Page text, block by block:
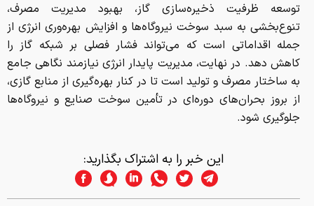
توسعه ظرفیت ذخیره‌سازی گاز، بهبود مدیریت مصرف،
تنوع‌بخشی به سبد سوخت نیروگاه‌ها و افزایش بهره‌وری انرژی از
جمله اقداماتی است که می‌تواند فشار فصلی بر شبکه گاز را
کاهش دهد. در نهایت، مدیریت پایدار انرژی نیازمند نگاهی جامع
به ساختار مصرف و تولید است تا در کنار بهره‌گیری از منابع گازی،
از بروز بحران‌های دوره‌ای در تأمین سوخت صنایع و نیروگاه‌ها
جلوگیری شود.
این خبر را به اشتراک بگذارید: